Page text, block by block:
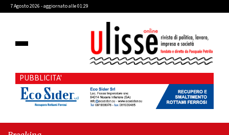
7 Agosto 2026 - aggiornato alle 01:29
PUBBLICITA'